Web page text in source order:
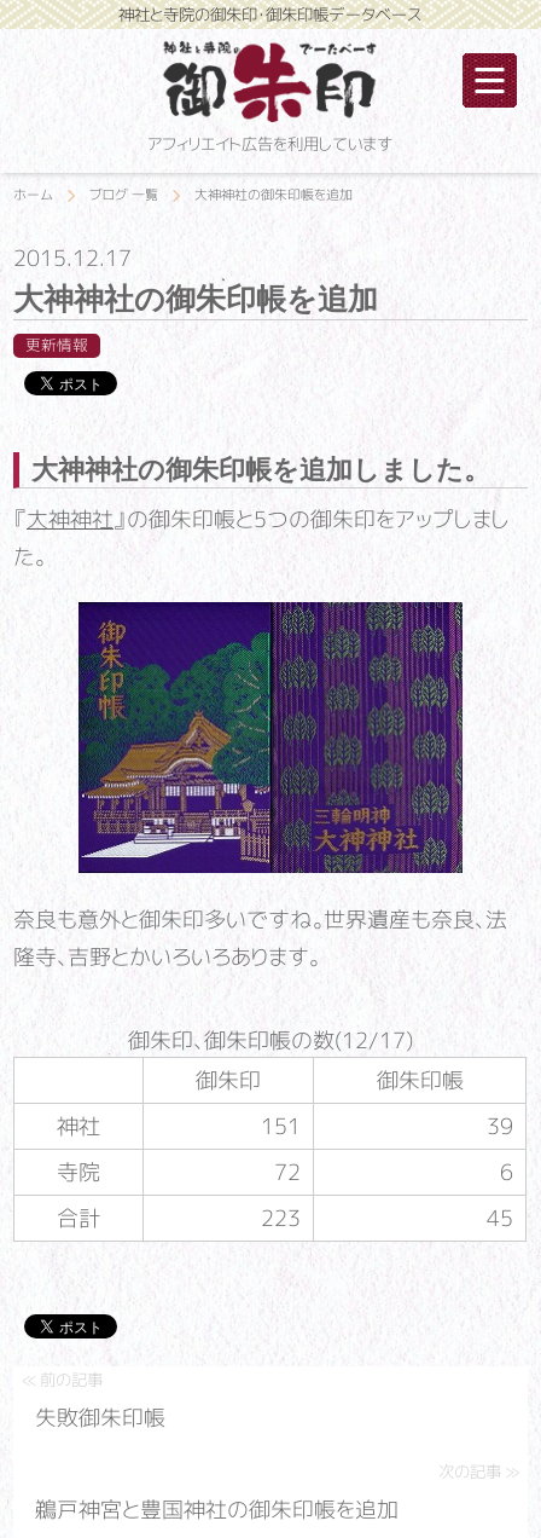
神社と寺院の御朱印・御朱印帳データベース
アフィリエイト広告を利用しています
ホーム ブログ 一覧 大神神社の御朱印帳を追加
2015.12.17
大神神社の御朱印帳を追加
更新情報
大神神社の御朱印帳を追加しました。
『大神神社』の御朱印帳と5つの御朱印をアップしまし
た。
奈良も意外と御朱印多いですね。世界遺産も奈良、法
隆寺、吉野とかいろいろあります。
御朱印、御朱印帳の数(12/17)
御朱印
御朱印帳
神社
151
39
寺院
72
6
合計
223 45
失敗御朱印帳
鵜戸神宮と豊国神社の御朱印帳を追加